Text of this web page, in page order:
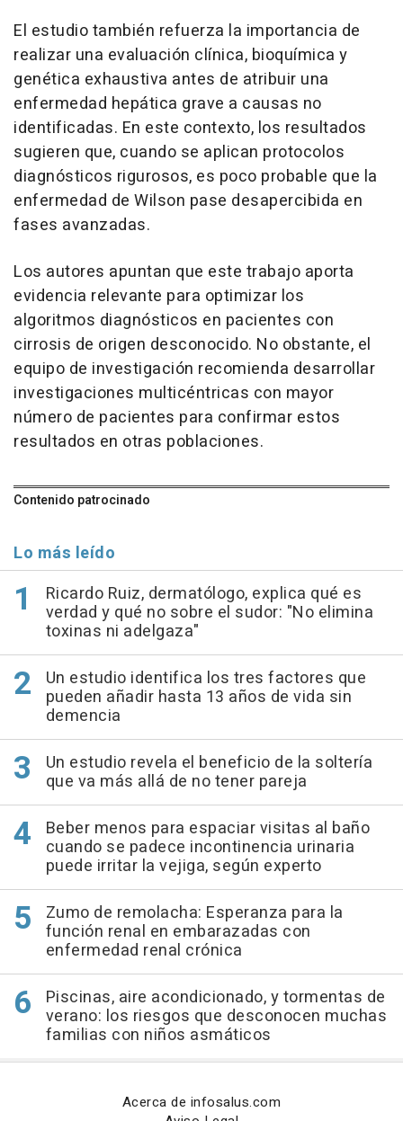
El estudio también refuerza la importancia de
realizar una evaluación clínica, bioquímica y
genética exhaustiva antes de atribuir una
enfermedad hepática grave a causas no
identificadas. En este contexto, los resultados
sugieren que, cuando se aplican protocolos
diagnósticos rigurosos, es poco probable que la
enfermedad de Wilson pase desapercibida en
fases avanzadas.
Los autores apuntan que este trabajo aporta
evidencia relevante para optimizar los
algoritmos diagnósticos en pacientes con
cirrosis de origen desconocido. No obstante, el
equipo de investigación recomienda desarrollar
investigaciones multicéntricas con mayor
número de pacientes para confirmar estos
resultados en otras poblaciones.
Contenido patrocinado
Lo más leído
Ricardo Ruiz, dermatólogo, explica qué es
verdad y qué no sobre el sudor: "No elimina
toxinas ni adelgaza"
Un estudio identifica los tres factores que
pueden añadir hasta 13 años de vida sin
demencia
Un estudio revela el beneficio de la soltería
que va más allá de no tener pareja
Beber menos para espaciar visitas al baño
cuando se padece incontinencia urinaria
puede irritar la vejiga, según experto
Zumo de remolacha: Esperanza para la
función renal en embarazadas con
enfermedad renal crónica
Piscinas, aire acondicionado, y tormentas de
verano: los riesgos que desconocen muchas
familias con niños asmáticos
Acerca de infosalus.com